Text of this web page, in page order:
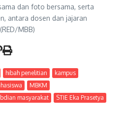
dan foto bersama, serta
antara dosen dan jajaran
MBB)
hibah penelitian
kampus
MBKM
masyarakat STIE Eka Prasetya